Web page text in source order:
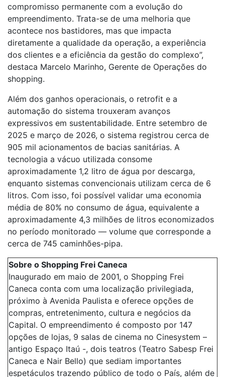
compromisso permanente com a evolução do
empreendimento. Trata-se de uma melhoria que
acontece nos bastidores, mas que impacta
diretamente a qualidade da operação, a experiência
dos clientes e a eficiência da gestão do complexo”,
destaca Marcelo Marinho, Gerente de Operações do
shopping.
Além dos ganhos operacionais, o retrofit e a
automação do sistema trouxeram avanços
expressivos em sustentabilidade. Entre setembro de
2025 e março de 2026, o sistema registrou cerca de
905 mil acionamentos de bacias sanitárias. A
tecnologia a vácuo utilizada consome
aproximadamente 1,2 litro de água por descarga,
enquanto sistemas convencionais utilizam cerca de 6
litros. Com isso, foi possível validar uma economia
média de 80% no consumo de água, equivalente a
aproximadamente 4,3 milhões de litros economizados
no período monitorado — volume que corresponde a
cerca de 745 caminhões-pipa.
Sobre o Shopping Frei Caneca
Inaugurado em maio de 2001, o Shopping Frei
Caneca conta com uma localização privilegiada,
próximo à Avenida Paulista e oferece opções de
compras, entretenimento, cultura e negócios da
Capital. O empreendimento é composto por 147
opções de lojas, 9 salas de cinema no Cinesystem –
antigo Espaço Itaú -, dois teatros (Teatro Sabesp Frei
Caneca e Nair Bello) que sediam importantes
espetáculos trazendo público de todo o País, além de